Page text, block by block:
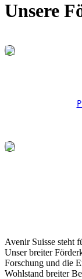
Unsere
Avenir Suisse steht
Unser breiter
Forschung und die
Wohlstand breiter